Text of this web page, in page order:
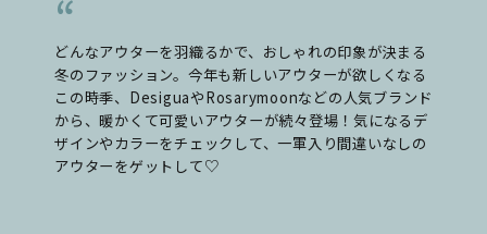
どんなアウターを羽織るかで、おしゃれの印象が決まる
冬のファッション。今年も新しいアウターが欲しくなる
この時季、DesiguaやRosarymoonなどの人気ブランド
から、暖かくて可愛いアウターが続々登場！気になるデ
ザインやカラーをチェックして、一軍入り間違いなしの
アウターをゲットして♡